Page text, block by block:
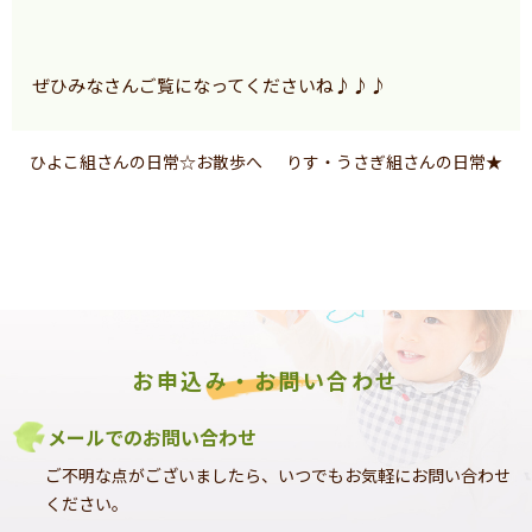
ぜひみなさんご覧になってくださいね♪♪♪
ひよこ組さんの日常☆お散歩へ りす・うさぎ組さんの日常★
お申込み・お問い合わせ
メールでのお問い合わせ
ご不明な点がございましたら、いつでもお気軽にお問い合わせ
ください。